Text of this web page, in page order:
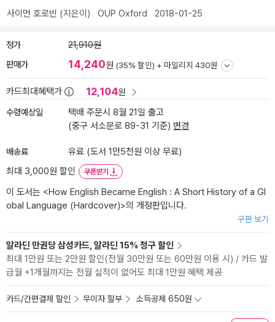
사이먼 호로빈 (지은이) OUP Oxford 2018-01-25
정가 21,910원
판매가 14,240원 (35% 할인) + 마일리지 430원
카드최대혜택가 12,104원
수령예상일
택배 주문시 8월 21일 출고
(중구 서소문로 89-31 기준) 변경
배송료
유료 (도서 1만5천원 이상 무료)
최대 3,000원 할인
쿠폰받기
이 도서는 <How English Became English : A Short History of a Gl
obal Language (Hardcover)>의 개정판입니다.
구판 보기
알라딘 만권당 삼성카드, 알라딘 15% 청구 할인
최대 1만원 또는 2만원 할인(전월 30만원 또는 60만원 이용 시) / 카드 발
급월 +1개월까지는 전월 실적이 없어도 최대 1만원 혜택 제공
카드/간편결제 할인 무이자 할부 소득공제 650원